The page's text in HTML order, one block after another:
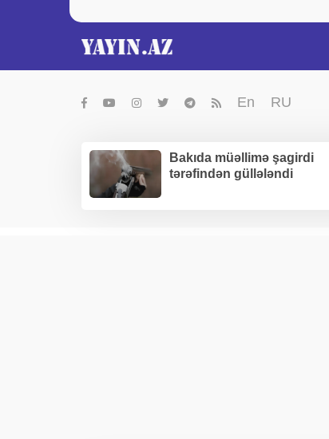
En RU
Bakıda müəllimə şagirdi
tərəfindən güllələndi